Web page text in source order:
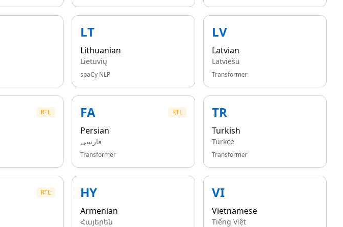
LT
Lithuanian
Lietuvių
spaCy NLP
LV
Latvian
Latviešu
Transformer
RTL FA RTL
Persian
فارسی
Transformer
TR
Turkish
Türkçe
Transformer
RTL HY
Armenian
Հայերեն
VI
Vietnamese
Tiếng Việt